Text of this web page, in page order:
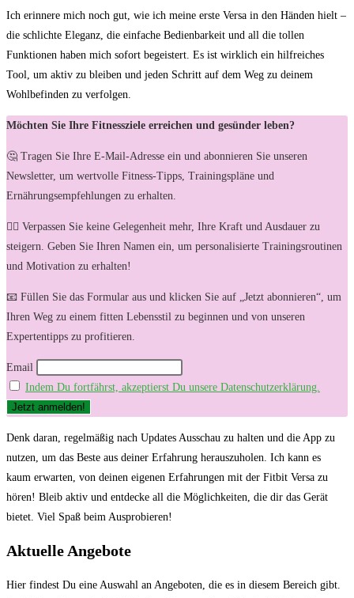
Ich erinnere mich noch gut, wie ich ‍meine erste Versa ​in den⁢ Händen hielt ⁢–
die schlichte Eleganz,⁣ die einfache Bedienbarkeit und all die tollen
Funktionen haben mich‌ sofort ‍begeistert. Es ist‌ wirklich ein hilfreiches
Tool, um aktiv zu bleiben ⁤und jeden ⁣Schritt ⁤auf dem Weg zu deinem
Wohlbefinden zu verfolgen.
Möchten Sie Ihre Fitnessziele erreichen und gesünder leben?
🤔 Tragen Sie Ihre E-Mail-Adresse ein und abonnieren Sie unseren
Newsletter, um wertvolle Fitness-Tipps, Trainingspläne und
Ernährungsempfehlungen zu erhalten.
🏋️‍♀️ Verpassen Sie keine Gelegenheit mehr, Ihre Kraft und Ausdauer zu
steigern. Geben Sie Ihren Namen ein, um personalisierte Trainingsroutinen
und Motivation zu erhalten!
📧 Füllen Sie das Formular aus und klicken Sie auf „Jetzt abonnieren“, um
Ihren Weg zu einem fitten Lebensstil zu beginnen und von unseren
Expertentipps zu profitieren.
Email
Indem Du fortfährst, akzeptierst Du unsere Datenschutzerklärung.
Denk daran, ⁣regelmäßig nach Updates Ausschau zu halten und⁣ die App zu
nutzen, um das Beste aus deiner Erfahrung herauszuholen. Ich‌ kann es
kaum erwarten, von deinen eigenen Erfahrungen ‍mit der Fitbit Versa ⁤zu
hören! Bleib⁣ aktiv und ⁤entdecke all⁢ die Möglichkeiten, die ⁤dir das⁣ Gerät
bietet. Viel Spaß beim‌ Ausprobieren!
Aktuelle Angebote
Hier findest Du eine Auswahl an Angeboten, die es in diesem Bereich gibt.